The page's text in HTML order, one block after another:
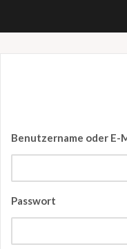
Benutzername oder E-
Passwort